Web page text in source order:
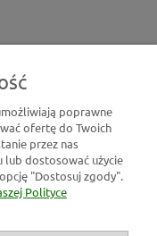
poprawne
ofertę do Twoich
przez nas
lub dostosować użycie
"Dostosuj zgody".
Polityce